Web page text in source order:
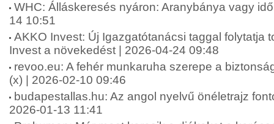
WHC: Álláskeresés nyáron: Aranybánya vagy
14 10:51
AKKO Invest: Új Igazgatótanácsi taggal folytatja
Invest a növekedést | 2026-04-24 09:48
revoo.eu: A fehér munkaruha szerepe a
(x) | 2026-02-10 09:46
budapestallas.hu: Az angol nyelvű önéletrajz
2026-01-13 11:41